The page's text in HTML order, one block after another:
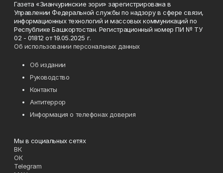
Газета «Зианчуринские зори» зарегистрирована в
Управлении Федеральной службы по надзору в сфере связи,
информационных технологий и массовых коммуникаций по
Республике Башкортостан. Регистрационный номер ПИ № ТУ
02 - 01812 от 19.05.2025 г.
Об использовании персональных данных
Об издании
Руководство
Контакты
Антитеррор
Информация о телефонах доверия
Мы в социальных сетях
ВК
ОК
Telegram